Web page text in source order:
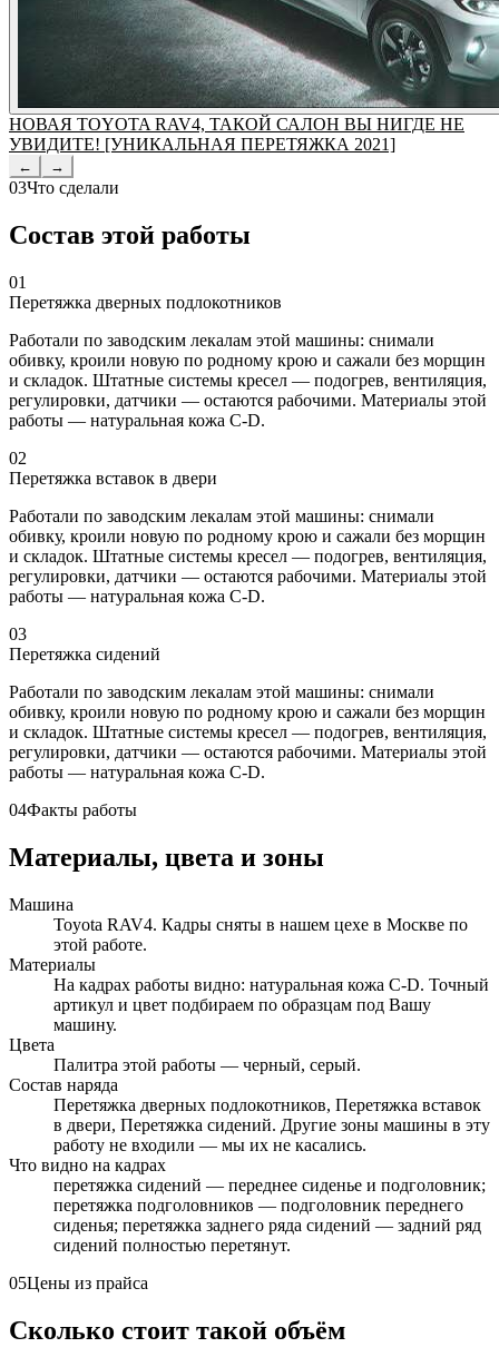
НОВАЯ TOYOTA RAV4, ТАКОЙ САЛОН ВЫ НИГДЕ НЕ
УВИДИТЕ! [УНИКАЛЬНАЯ ПЕРЕТЯЖКА 2021]
← →
03Что сделали
Состав этой работы
01
Перетяжка дверных подлокотников
Работали по заводским лекалам этой машины: снимали
обивку, кроили новую по родному крою и сажали без морщин
и складок. Штатные системы кресел — подогрев, вентиляция,
регулировки, датчики — остаются рабочими. Материалы этой
работы — натуральная кожа C-D.
02
Перетяжка вставок в двери
Работали по заводским лекалам этой машины: снимали
обивку, кроили новую по родному крою и сажали без морщин
и складок. Штатные системы кресел — подогрев, вентиляция,
регулировки, датчики — остаются рабочими. Материалы этой
работы — натуральная кожа C-D.
03
Перетяжка сидений
Работали по заводским лекалам этой машины: снимали
обивку, кроили новую по родному крою и сажали без морщин
и складок. Штатные системы кресел — подогрев, вентиляция,
регулировки, датчики — остаются рабочими. Материалы этой
работы — натуральная кожа C-D.
04Факты работы
Материалы, цвета и зоны
Машина
Toyota RAV4. Кадры сняты в нашем цехе в Москве по
этой работе.
Материалы
На кадрах работы видно: натуральная кожа C-D. Точный
артикул и цвет подбираем по образцам под Вашу
машину.
Цвета
Палитра этой работы — черный, серый.
Состав наряда
Перетяжка дверных подлокотников, Перетяжка вставок
в двери, Перетяжка сидений. Другие зоны машины в эту
работу не входили — мы их не касались.
Что видно на кадрах
перетяжка сидений — переднее сиденье и подголовник;
перетяжка подголовников — подголовник переднего
сиденья; перетяжка заднего ряда сидений — задний ряд
сидений полностью перетянут.
05Цены из прайса
Сколько стоит такой объём